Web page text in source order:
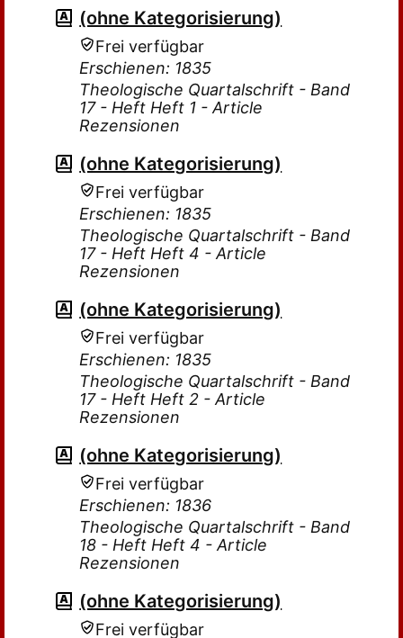
(ohne Kategorisierung)
Frei verfügbar
Erschienen: 1835
Theologische Quartalschrift - Band
17 - Heft Heft 1 - Article
Rezensionen
(ohne Kategorisierung)
Frei verfügbar
Erschienen: 1835
Theologische Quartalschrift - Band
17 - Heft Heft 4 - Article
Rezensionen
(ohne Kategorisierung)
Frei verfügbar
Erschienen: 1835
Theologische Quartalschrift - Band
17 - Heft Heft 2 - Article
Rezensionen
(ohne Kategorisierung)
Frei verfügbar
Erschienen: 1836
Theologische Quartalschrift - Band
18 - Heft Heft 4 - Article
Rezensionen
(ohne Kategorisierung)
Frei verfügbar